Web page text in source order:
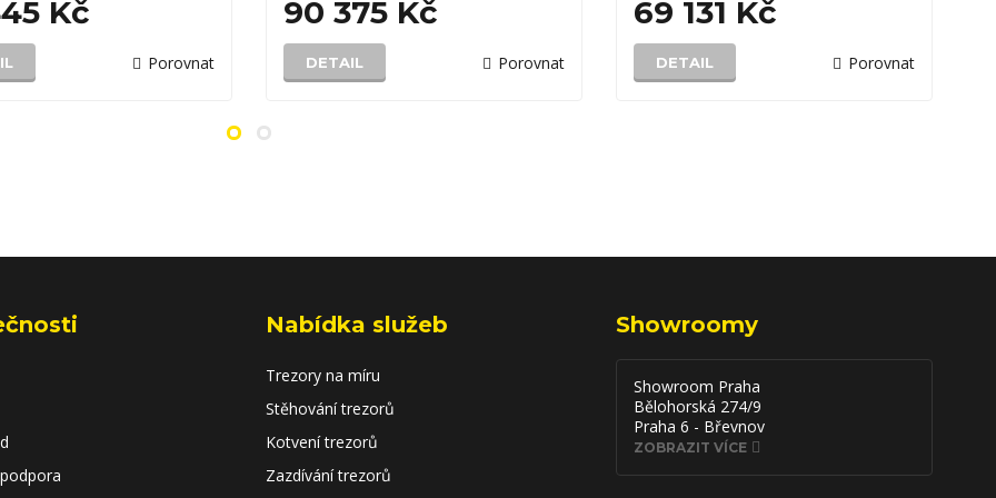
Kč
Porovnat
69 131 Kč
DETAIL Porovnat
71 478 Kč
DETAIL Porovnat
Nabídka služeb
Trezory na míru
Stěhování trezorů
Kotvení trezorů
Zazdívání trezorů
Showroomy
Showroom Praha
Bělohorská 274/9
Praha 6 - Břevnov
ZOBRAZIT VÍCE